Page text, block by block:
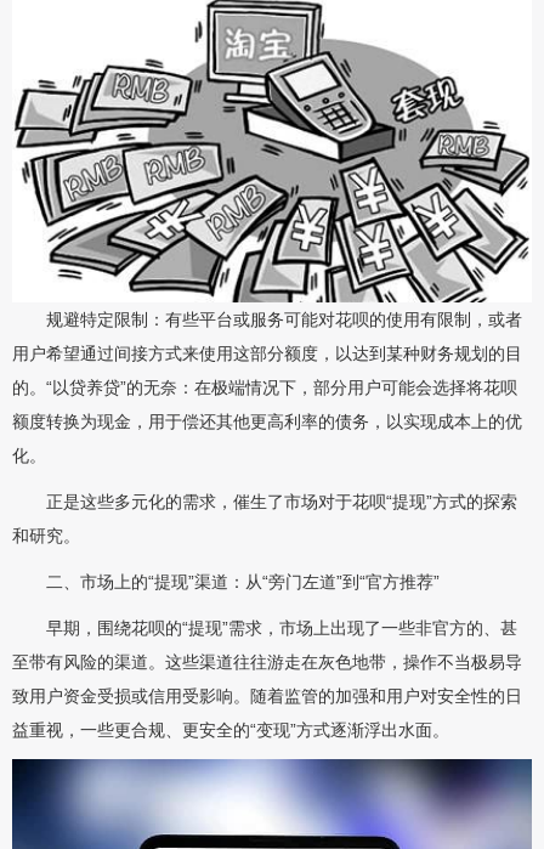
规避特定限制：有些平台或服务可能对花呗的使用有限制，或者
用户希望通过间接方式来使用这部分额度，以达到某种财务规划的目
的。“以贷养贷”的无奈：在极端情况下，部分用户可能会选择将花呗
额度转换为现金，用于偿还其他更高利率的债务，以实现成本上的优
化。
正是这些多元化的需求，催生了市场对于花呗“提现”方式的探索
和研究。
二、市场上的“提现”渠道：从“旁门左道”到“官方推荐”
早期，围绕花呗的“提现”需求，市场上出现了一些非官方的、甚
至带有风险的渠道。这些渠道往往游走在灰色地带，操作不当极易导
致用户资金受损或信用受影响。随着监管的加强和用户对安全性的日
益重视，一些更合规、更安全的“变现”方式逐渐浮出水面。